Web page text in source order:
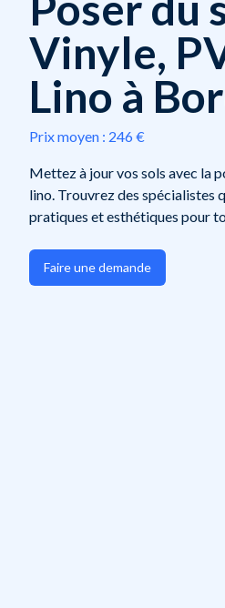
Vinyle,
Lino à
Prix moyen : 246 €
Mettez à jour vos sols avec la
lino. Trouvrez des spécialistes
pratiques et esthétiques pour
Faire une demande